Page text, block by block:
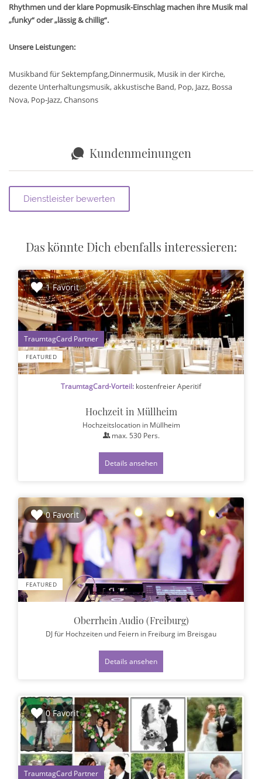
Rhythmen und der klare Popmusik-Einschlag machen ihre Musik mal
„funky“ oder „lässig & chillig“.
Unsere Leistungen:
Musikband für Sektempfang,Dinnermusik, Musik in der Kirche,
dezente Unterhaltungsmusik, akkustische Band, Pop, Jazz, Bossa
Nova, Pop-Jazz, Chansons
Kundenmeinungen
Das könnte Dich ebenfalls interessieren:
1 Favorit
FEATURED
1
TraumtagCard-Vorteil: kostenfreier Aperitif
Hochzeit in Müllheim
Hochzeitslocation in Müllheim
max. 530Pers.
Details ansehen
0 Favorit
FEATURED
Oberrhein Audio (Freiburg)
DJ für Hochzeiten und Feiern in Freiburg im Breisgau
Details ansehen
0 Favorit
1